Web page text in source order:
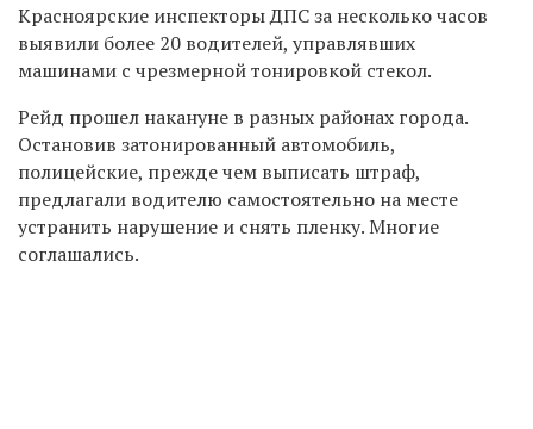
Красноярские инспекторы ДПС за несколько часов
выявили более 20 водителей, управлявших
машинами с чрезмерной тонировкой стекол.
Рейд прошел накануне в разных районах города.
Остановив затонированный автомобиль,
полицейские, прежде чем выписать штраф,
предлагали водителю самостоятельно на месте
устранить нарушение и снять пленку. Многие
соглашались.